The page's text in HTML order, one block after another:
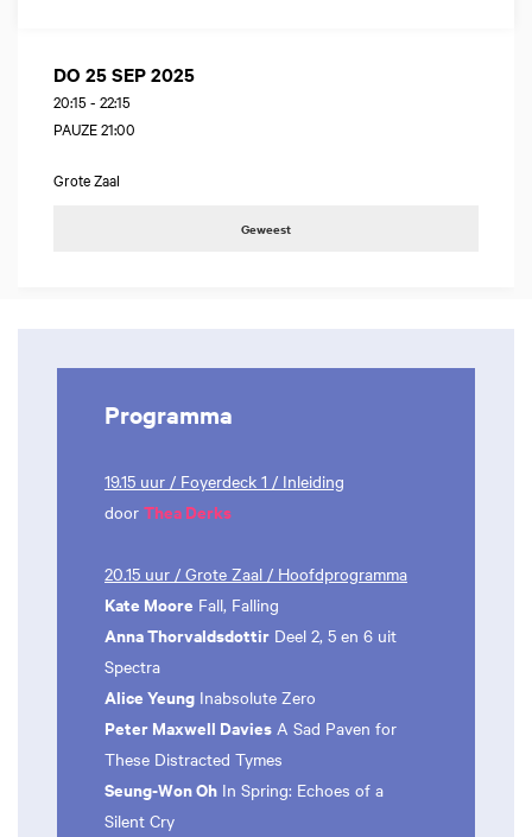
DO 25 SEP 2025
20:15 - 22:15
PAUZE 21:00
Grote Zaal
Geweest
Programma
19.15 uur / Foyerdeck 1 / Inleiding
door Thea Derks
20.15 uur / Grote Zaal / Hoofdprogramma
Kate Moore Fall, Falling
Anna Thorvaldsdottir Deel 2, 5 en 6 uit
Spectra
Alice Yeung Inabsolute Zero
Peter Maxwell Davies A Sad Paven for
These Distracted Tymes
Seung-Won Oh In Spring: Echoes of a
Silent Cry